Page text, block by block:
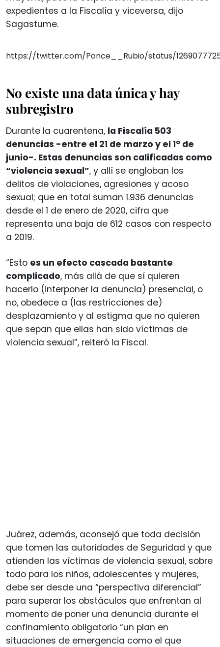
expedientes a la Fiscalía y viceversa, dijo
Sagastume.
https://twitter.com/Ponce__Rubio/status/
No existe una data única y hay
subregistro
Durante la cuarentena, la Fiscalía 503
denuncias -entre el 21 de marzo y el 1º de
junio-. Estas denuncias son calificadas como
“violencia sexual”, y allí se engloban los
delitos de violaciones, agresiones y acoso
sexual; que en total suman 1.936 denuncias
desde el 1 de enero de 2020, cifra que
representa una baja de 612 casos con respecto
a 2019.
“Esto es un efecto cascada bastante
complicado, más allá de que sí quieren
hacerlo (interponer la denuncia) presencial, o
no, obedece a (las restricciones de)
desplazamiento y al estigma que no quieren
que sepan que ellas han sido víctimas de
violencia sexual”, reiteró la Fiscal.
Juárez, además, aconsejó que toda decisión
que tomen las autoridades de Seguridad y que
atienden las víctimas de violencia sexual, sobre
todo para los niños, adolescentes y mujeres,
debe ser desde una “perspectiva diferencial”
para superar los obstáculos que enfrentan al
momento de poner una denuncia durante el
confinamiento obligatorio “un plan en
situaciones de emergencia como el que